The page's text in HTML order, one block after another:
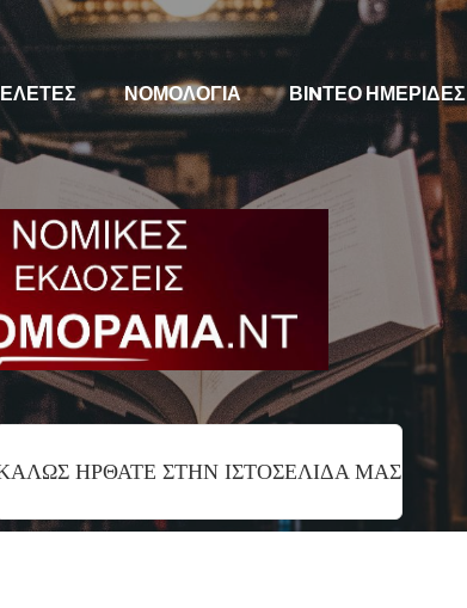
ΝΟΜΟΛΟΓΙΑ ΒΙNΤΕΟ ΗΜΕΡΙΔΕΣ
ΗΡΘΑΤΕ ΣΤΗΝ ΙΣΤΟΣΕΛΙΔΑ ΜΑΣ